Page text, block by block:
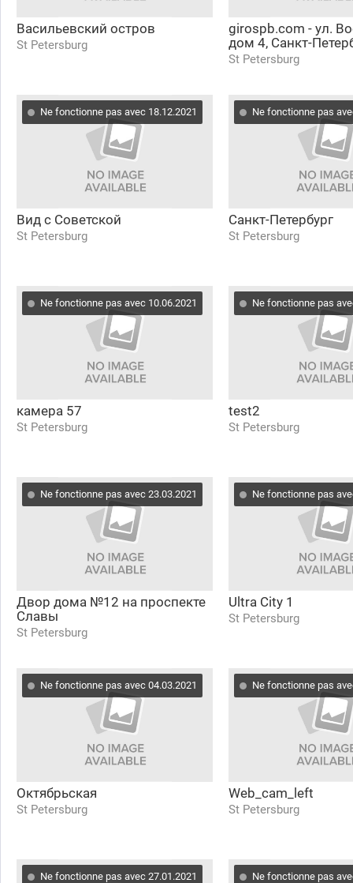
Васильевский остров
St Petersburg
girospb.com - ул.
дом 4, Санкт-
St Petersburg
Ne fonctionne pas avec 18.12.2021
Вид с Советской
St Petersburg
Ne fonctionne pas
Санкт-Петербург
St Petersburg
Ne fonctionne pas avec 10.06.2021
камера 57
St Petersburg
Ne fonctionne pas
test2
St Petersburg
Ne fonctionne pas avec 23.03.2021
Двор дома №12 на проспекте
Славы
St Petersburg
Ne fonctionne pas
Ultra City 1
St Petersburg
Ne fonctionne pas avec 04.03.2021
Октябрьская
St Petersburg
Ne fonctionne pas
Web_cam_left
St Petersburg
Ne fonctionne pas avec 27.01.2021 Ne fonctionne pas